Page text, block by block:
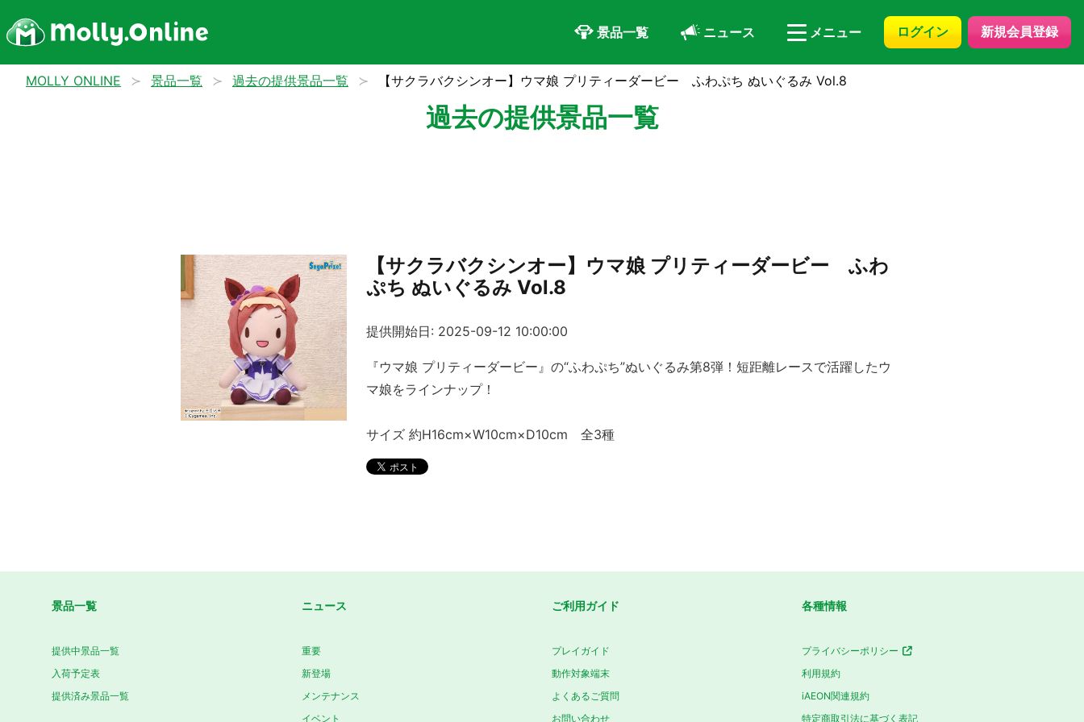
景品一覧 ニュース メニュー ログイン 新規会員登録
MOLLY ONLINE 景品一覧 過去の提供景品一覧 【サクラバクシンオー】ウマ娘 プリティーダービー ふわぷち ぬいぐるみ Vol.8
過去の提供景品一覧
【サクラバクシンオー】ウマ娘 プリティーダービー ふわ
ぷち ぬいぐるみ Vol.8
提供開始日: 2025-09-12 10:00:00
『ウマ娘 プリティーダービー』の“ふわぷち”ぬいぐるみ第8弾！短距離レースで活躍したウ
マ娘をラインナップ！
サイズ 約H16cm×W10cm×D10cm 全3種
景品一覧
提供中景品一覧
入荷予定表
提供済み景品一覧
ニュース
重要
新登場
メンテナンス
イベント
ご利用ガイド
プレイガイド
動作対象端末
よくあるご質問
お問い合わせ
各種情報
プライバシーポリシー
利用規約
iAEON関連規約
特定商取引法に基づく表記